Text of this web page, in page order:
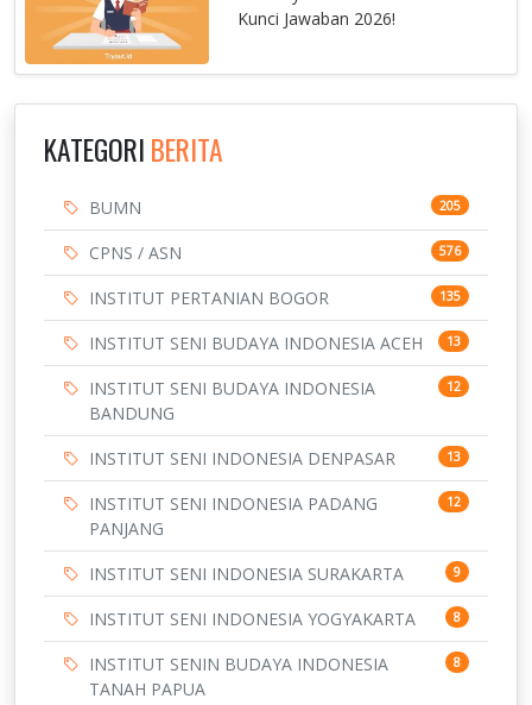
Kunci Jawaban 2026!
KATEGORI BERITA
BUMN 205
CPNS / ASN 576
INSTITUT PERTANIAN BOGOR 135
INSTITUT SENI BUDAYA INDONESIA ACEH 13
INSTITUT SENI BUDAYA INDONESIA
BANDUNG
12
INSTITUT SENI INDONESIA DENPASAR 13
INSTITUT SENI INDONESIA PADANG
PANJANG
12
INSTITUT SENI INDONESIA SURAKARTA 9
INSTITUT SENI INDONESIA YOGYAKARTA 8
INSTITUT SENIN BUDAYA INDONESIA
TANAH PAPUA
8